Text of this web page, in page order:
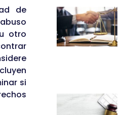
de
otro
si